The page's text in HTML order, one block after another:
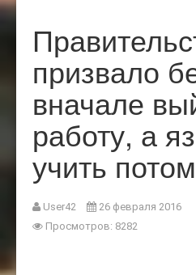
призвало
вначале
работу, а
учить потом
User42
26 февраля 2016
Просмотров: 8282